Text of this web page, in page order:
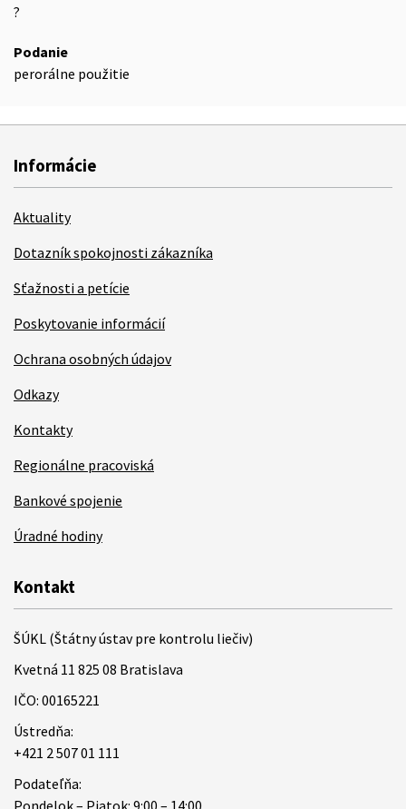
?
Podanie
perorálne použitie
Informácie
Aktuality
Dotazník spokojnosti zákazníka
Sťažnosti a petície
Poskytovanie informácií
Ochrana osobných údajov
Odkazy
Kontakty
Regionálne pracoviská
Bankové spojenie
Úradné hodiny
Kontakt
ŠÚKL (Štátny ústav pre kontrolu liečiv)
Kvetná 11 825 08 Bratislava
IČO: 00165221
Ústredňa:
+421 2 507 01 111
Podateľňa:
Pondelok – Piatok: 9:00 – 14:00